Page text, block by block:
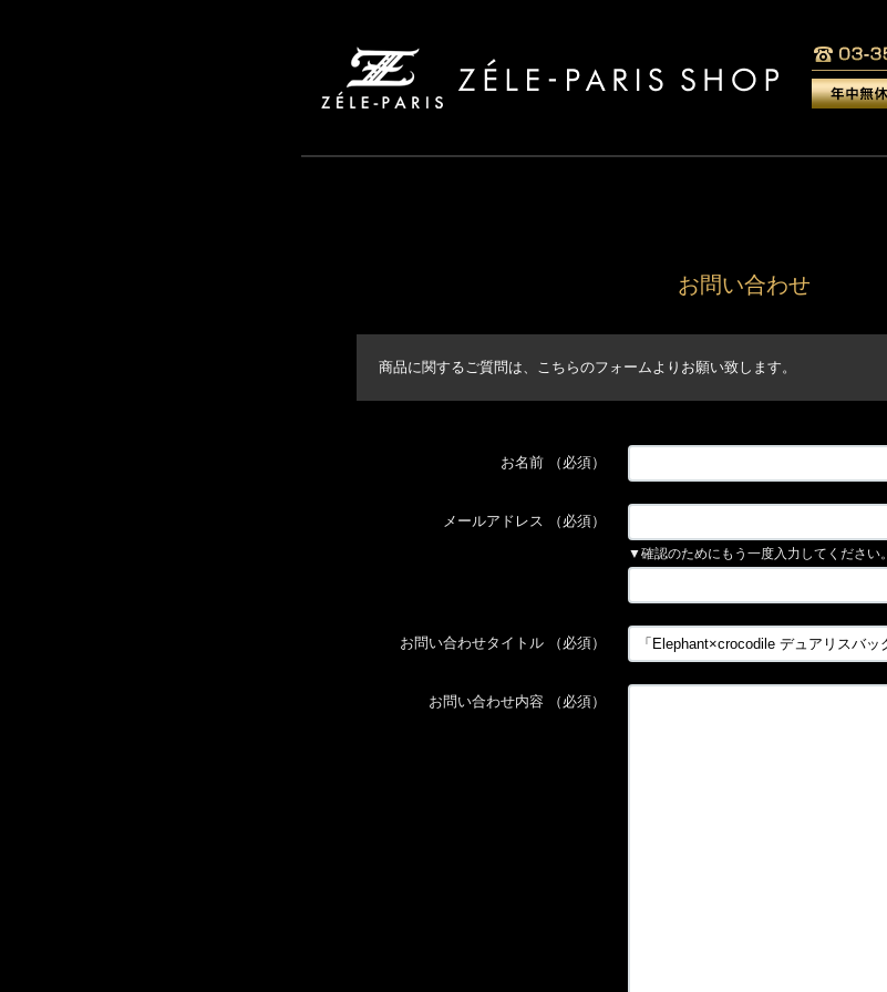
お問い合わせ
商品に関するご質問は、こちらのフォームよりお願い致します。
お名前 （必須）
メールアドレス （必須）
▼確認のためにもう一度入力してください。
お問い合わせタイトル （必須）
お問い合わせ内容 （必須）